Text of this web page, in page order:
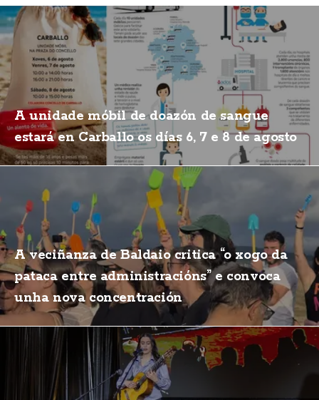
A unidade móbil de doazón de sangue
estará en Carballo os días 6, 7 e 8 de agosto
A veciñanza de Baldaio critica “o xogo da
pataca entre administracións” e convoca
unha nova concentración